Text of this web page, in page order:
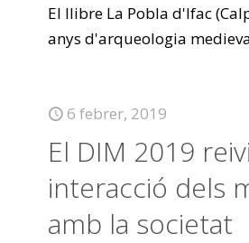
El llibre La Pobla d'Ifac
anys d'arqueologia
6 febrer, 2019
El DIM 2019
interacció dels
amb la societat